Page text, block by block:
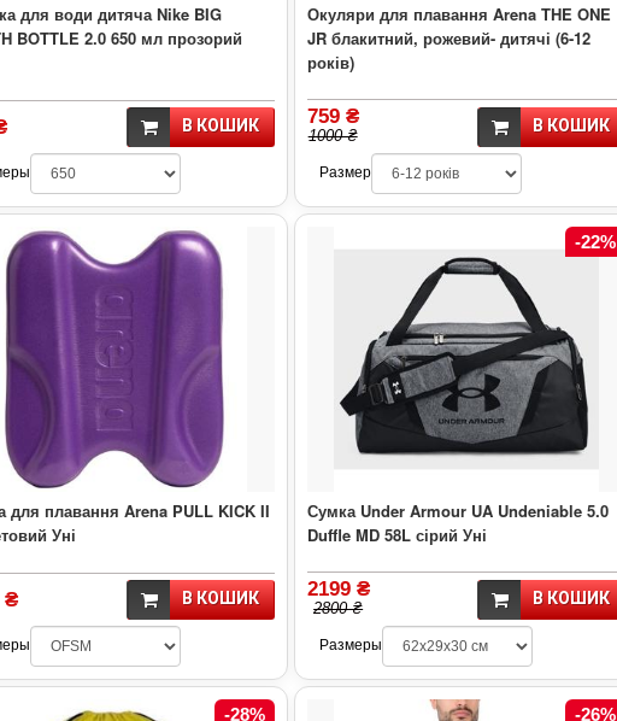
для води дитяча Nike BIG
BOTTLE 2.0 650 мл прозорий
В КОШИК
Окуляри для плавання Arena THE ONE
JR блакитний, рожевий- дитячі (6-12
років)
759 ₴
1000 ₴
В КОШИК
Размер
для плавання Arena PULL KICK II
Уні
₴ В КОШИК
-22%
Сумка Under Armour UA Undeniable 5.0
Duffle MD 58L сірий Уні
2199 ₴
2800 ₴
В КОШИК
Размеры
-28% -26%